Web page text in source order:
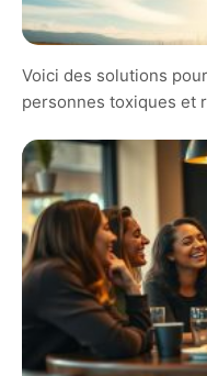
Voici des solutions
personnes toxiques et